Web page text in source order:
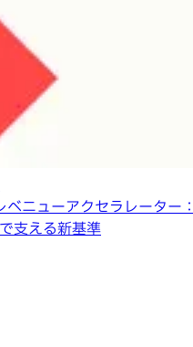
ニューアクセラレーター
支える新基準